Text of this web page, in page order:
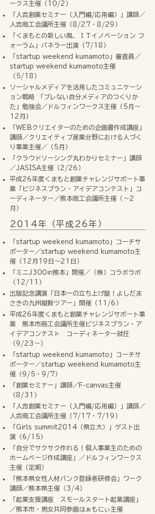
ークス主催（10/2）
「人吉創業セミナー（入門編/応用編）」講師／
人吉商工会議所主催（8/27・8/29）
「くまもとの新しい風、ＩＴイノベーション フ
ォーラム」パネラー出演（7/18）
「startup weekend kumamoto」審査員／
startup weekend kumamoto主催
（5/18）
ソーシャルメディアを活用したコミュニケーシ
ョン戦略 「ブレない自分メディアのつくりか
た」勉強会／ドルフィンワークス主催（5月〜
12月）
「WEBクリエイターのための企画書作成講座」
講師／クリエイティブ産業分野における人づく
り事業主催／（5月）
「クラウドソーシング丸わかりセミナー」講師
／JASISA主催（2/26）
平成26年度くまもと創業チャレンジサポート事
業「ビジネスプラン・アイデアコンテスト」コ
ーディネーター／熊本商工会議所主催（～2
月）
2014年（平成26年）
「startup weekend kumamoto」コーチサ
ポーター／startup weekend kumamoto主
催（12月19日〜21日）
「ミニJ300in熊本」開催／（株）コラボラボ
（12/11）
出版記念講演「日本一の立ち上げ屋！よしだま
さきの九州縦断ツアー」開催（11/6）
平成26年度くまもと創業チャレンジサポート事
業 熊本市商工会議所主催ビジネスプラン・ア
イデアコンテスト コーディネーター就任
（9/23〜）
「startup weekend kumamoto」コーチサ
ポーター／startup weekend kumamoto主
催（9/5・9/7）
「創業セミナー」講師／F-canvas主催
（8/31）
「人吉創業セミナー（入門編/応用編）」講師／
人吉商工会議所主催（7/17・7/19）
「Girls summit2014（県立大）」ゲスト出
演（6/15）
「自分でサクサク作れる！個人事業主のための
ホームページ作成講座」／ドルフィンワークス
主催（定期）
「熊本県女性人材バンク登録者研修会」ワーク
講師／熊本県主催（3/4）
「起業支援講座 スモールスタート起業講座」
／熊本市・男女共同参画はぁもにぃ主催